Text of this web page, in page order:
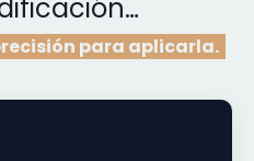
para aplicarla.